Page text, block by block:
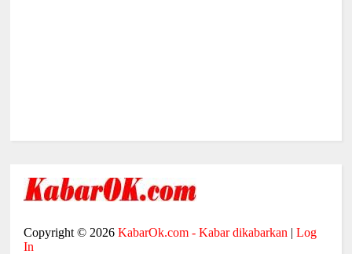
Copyright © 2026KabarOk.com - Kabar dikabarkan |Log
In